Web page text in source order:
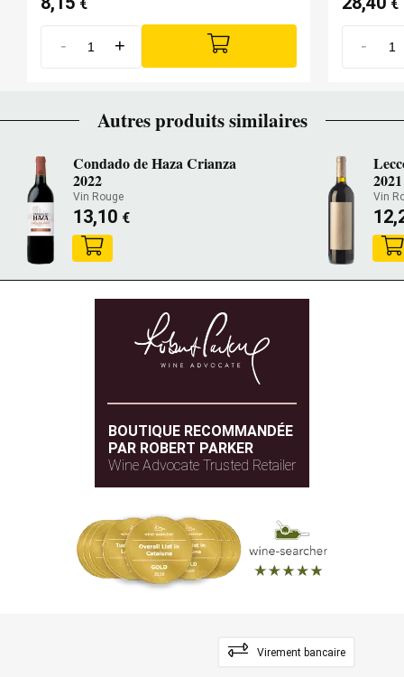
€
- +
€
-
Autres produits similaires
Condado de Haza Crianza
2022
Vin Rouge
13,10 €
2021
Vin
BOUTIQUE RECOMMANDÉE
PAR ROBERT PARKER
Wine Advocate Trusted Retailer
Virement bancaire